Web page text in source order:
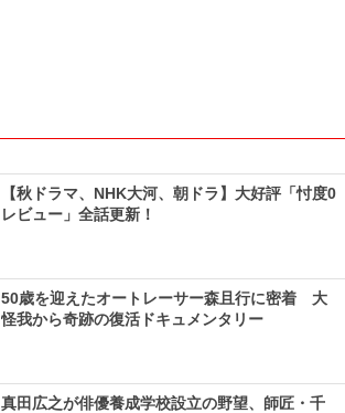
【秋ドラマ、NHK大河、朝ドラ】大好評「忖度0
レビュー」全話更新！
50歳を迎えたオートレーサー森且行に密着 大
怪我から奇跡の復活ドキュメンタリー
真田広之が俳優養成学校設立の野望、師匠・千